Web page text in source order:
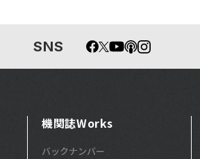
SNS
機関誌Works
バックナンバー